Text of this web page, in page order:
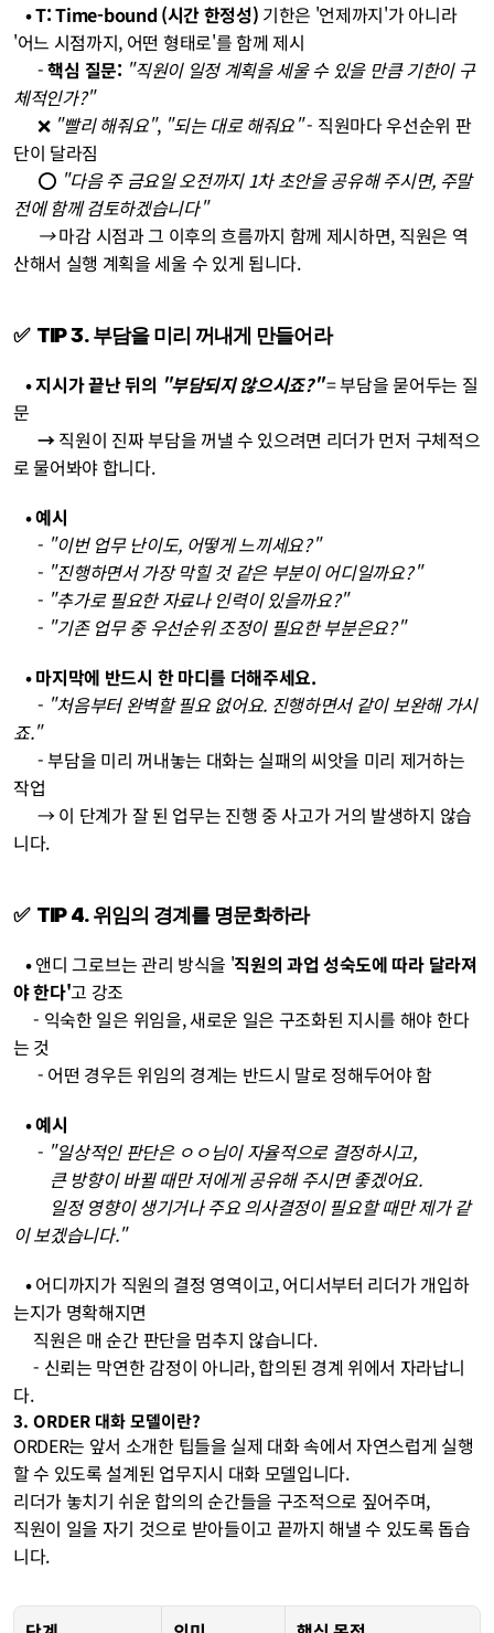
   • T: Time-bound (시간 한정성)
기한은 '언제까지'가 아니라
'어느 시점까지, 어떤 형태로'를 함께 제시
- 핵심 질문: "직원이 일정 계획을 세울 수 있을 만큼 기한이 구
체적인가?"
❌ "빨리 해줘요", "되는 대로 해줘요" - 직원마다 우선순위 판
단이 달라짐
⭕ "다음 주 금요일 오전까지 1차 초안을 공유해 주시면, 주말
전에 함께 검토하겠습니다"
→ 마감 시점과 그 이후의 흐름까지 함께 제시하면, 직원은 역
산해서 실행 계획을 세울 수 있게 됩니다.
✅  TIP 3. 부담을 미리 꺼내게 만들어라
   • 지시가 끝난 뒤의
"부담되지 않으시죠?" = 부담을 묻어두는 질
문
      →
직원이 진짜 부담을 꺼낼 수 있으려면 리더가 먼저 구체적으
로 물어봐야 합니다.
   • 예시
      -
"이번 업무 난이도, 어떻게 느끼세요?"
      -
"진행하면서 가장 막힐 것 같은 부분이 어디일까요?"
      -
"추가로 필요한 자료나 인력이 있을까요?"
      -
"기존 업무 중 우선순위 조정이 필요한 부분은요?"
   • 마지막에 반드시 한 마디를 더해주세요.
      -
"처음부터 완벽할 필요 없어요. 진행하면서 같이 보완해 가시
죠."
      - 부담을 미리 꺼내놓는 대화는 실패의 씨앗을 미리 제거하는
작업
      → 이 단계가 잘 된 업무는 진행 중 사고가 거의 발생하지 않습
니다.
✅  TIP 4. 위임의 경계를 명문화하라
   •
앤디 그로브는 관리 방식을 '직원의 과업 성숙도에 따라 달라져
야 한다'고 강조
     - 익숙한 일은 위임을, 새로운 일은 구조화된 지시를 해야 한다
는 것
- 어떤 경우든 위임의 경계는 반드시 말로 정해두어야 함
   • 예시
- "일상적인 판단은 ㅇㅇ님이 자율적으로 결정하시고,
         큰 방향이 바뀔 때만 저에게 공유해 주시면 좋겠어요.
이 보겠습니다."
   •
어디까지가 직원의 결정 영역이고, 어디서부터 리더가 개입하
는지가 명확해지면
     직원은 매 순간 판단을 멈추지 않습니다.
     - 신뢰는 막연한 감정이 아니라, 합의된 경계 위에서 자라납니
다.
3. ORDER 대화 모델이란?
ORDER는 앞서 소개한 팁들을 실제 대화 속에서 자연스럽게 실행
할 수 있도록 설계된 업무지시 대화 모델입니다.
리더가 놓치기 쉬운 합의의 순간들을 구조적으로 짚어주며,
직원이 일을 자기 것으로 받아들이고 끝까지 해낼 수 있도록 돕습
니다.